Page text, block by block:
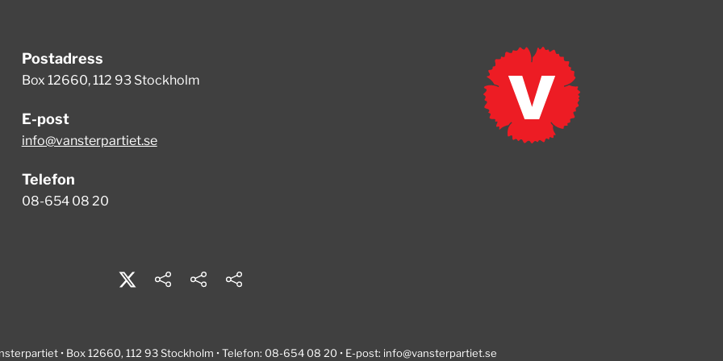
Postadress
Box 12660, 112 93 Stockholm
E-post
info@vansterpartiet.se
Telefon
08-654 08 20
• Box 12660, 112 93 Stockholm • Telefon: 08-654 08 20 • E-post: info@vansterpartiet.se